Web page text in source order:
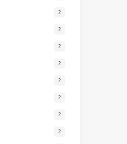
2
2
2
2
2
2
2
2